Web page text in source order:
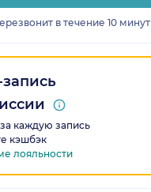
в течение 10 минут
каждую запись
кэшбэк
лояльности